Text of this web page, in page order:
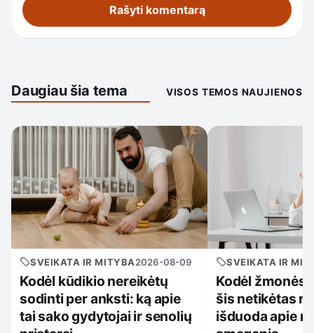
Daugiau šia tema VISOS TEMOS NAUJIENOS
SVEIKATA IR MITYBA2026-08-09
Kodėl kūdikio nereikėtų
sodinti per anksti: ką apie
tai sako gydytojai ir senolių
SVEIKATA IR
Kodėl žmonės
šis netikėtas
išduoda apie